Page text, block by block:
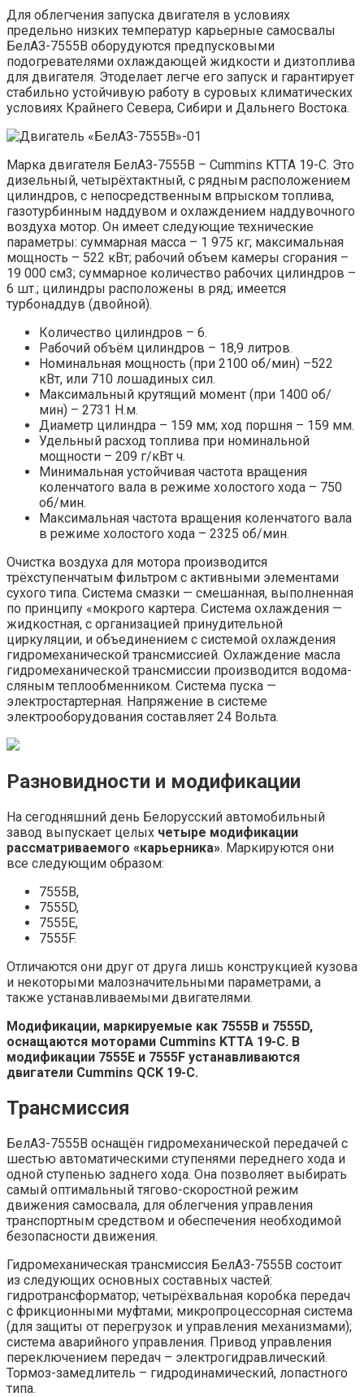
Для облегчения запуска двигателя в условиях
предельно низких температур карьерные самосвалы
БелАЗ-7555В оборудуются предпусковыми
подогревателями охлаждающей жидкости и дизтоплива
для двигателя. Этоделает легче его запуск и гарантирует
стабильно устойчивую работу в суровых климатических
условиях Крайнего Севера, Сибири и Дальнего Востока.
Марка двигателя БелАЗ-7555В – Cummins KTTA 19-C. Это
дизельный, четырёхтактный, с рядным расположением
цилиндров, с непосредственным впрыском топлива,
газотурбинным наддувом и охлаждением наддувочного
воздуха мотор. Он имеет следующие технические
параметры: суммарная масса – 1 975 кг; максимальная
мощность – 522 кВт; рабочий объем камеры сгорания –
19 000 см3; суммарное количество рабочих цилиндров –
6 шт.; цилиндры расположены в ряд; имеется
турбонаддув (двойной).
Количество цилиндров – 6.
Рабочий объём цилиндров – 18,9 литров.
Номинальная мощность (при 2100 об/мин) –522
кВт, или 710 лошадиных сил.
Максимальный крутящий момент (при 1400 об/
мин) – 2731 Н.м.
Диаметр цилиндра – 159 мм; ход поршня – 159 мм.
Удельный расход топлива при номинальной
мощности – 209 г/кВт ч.
Минимальная устойчивая частота вращения
коленчатого вала в режиме холостого хода – 750
об/мин.
Максимальная частота вращения коленчатого вала
в режиме холостого хода – 2325 об/мин.
Очистка воздуха для мотора производится
трёхступенчатым фильтром с активными элементами
сухого типа. Система смазки — смешанная, выполненная
по принципу «мокрого кар­тера. Система охлаждения —
жидкостная, с организацией принудительной
циркуляции, и объединением с системой охлаждения
гидромеханической трансмис­сией. Охлаждение масла
гидромеханической трансмиссии производится водома­
сляным теплообменником. Система пуска —
электростартерная. Напряжение в системе
электрооборудования составляет 24 Вольта.
Разновидности и модификации
На сегодняшний день Белорусский автомобильный
завод выпускает целых четыре модификации
рассматриваемого «карьерника». Маркируются они
все следующим образом:
7555В,
7555D,
7555E,
7555F.
Отличаются они друг от друга лишь конструкцией кузова
и некоторыми малозначительными параметрами, а
также устанавливаемыми двигателями.
Модификации, маркируемые как 7555В и 7555D,
оснащаются моторами Cummins KTTA 19-C. В
модификации 7555Е и 7555F устанавливаются
двигатели Cummins QCK 19-C.
Трансмиссия
БелАЗ-7555В оснащён гидромеханической передачей с
шестью автоматическими ступенями переднего хода и
одной ступенью заднего хода. Она позволяет выбирать
самый оптимальный тягово-скоростной режим
движения самосвала, для облегчения управления
транспортным средством и обеспечения необходимой
безопасности движения.
Гидромеханическая трансмиссия БелАЗ-7555В состоит
из следующих основных составных частей:
гидротрансформатор; четырёхвальная коробка передач
с фрикционными муфтами; микропроцессорная система
(для защиты от перегрузок и управления механизмами);
система аварийного управления. Привод управления
переключением передач – электрогидравлический.
Тормоз-замедлитель – гидродинамический, лопастного
типа.